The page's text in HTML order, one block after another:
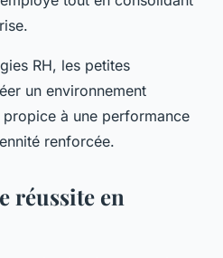
RH, les petites
un environnement
à une performance
renforcée.
réussite en